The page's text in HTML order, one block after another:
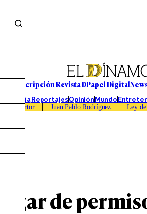
Suscripción Revista DPapel Digital
EconomíaReportajesOpiniónMundo
Caso Sartor Juan Pablo Rodríguez Ley
de